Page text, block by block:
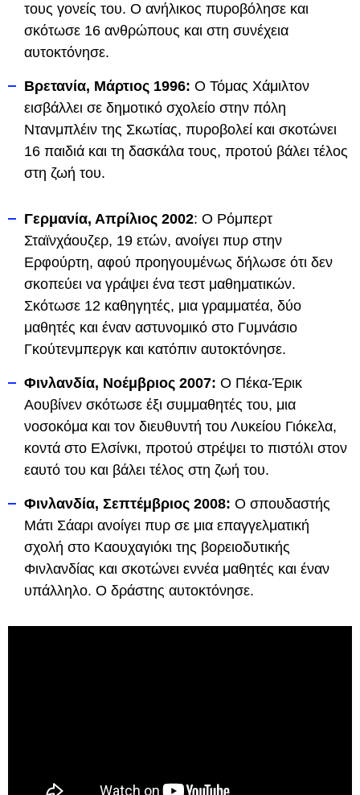
τους γονείς του. Ο ανήλικος πυροβόλησε και
σκότωσε 16 ανθρώπους και στη συνέχεια
αυτοκτόνησε.
Βρετανία, Μάρτιος 1996: Ο Τόμας Χάμιλτον
εισβάλλει σε δημοτικό σχολείο στην πόλη
Ντανμπλέιν της Σκωτίας, πυροβολεί και σκοτώνει
16 παιδιά και τη δασκάλα τους, προτού βάλει τέλος
στη ζωή του.
Γερμανία, Απρίλιος 2002: Ο Ρόμπερτ
Σταϊνχάουζερ, 19 ετών, ανοίγει πυρ στην
Ερφούρτη, αφού προηγουμένως δήλωσε ότι δεν
σκοπεύει να γράψει ένα τεστ μαθηματικών.
Σκότωσε 12 καθηγητές, μια γραμματέα, δύο
μαθητές και έναν αστυνομικό στο Γυμνάσιο
Γκούτενμπεργκ και κατόπιν αυτοκτόνησε.
Φινλανδία, Νοέμβριος 2007: Ο Πέκα-Έρικ
Αουβίνεν σκότωσε έξι συμμαθητές του, μια
νοσοκόμα και τον διευθυντή του Λυκείου Γιόκελα,
κοντά στο Ελσίνκι, προτού στρέψει το πιστόλι στον
εαυτό του και βάλει τέλος στη ζωή του.
Φινλανδία, Σεπτέμβριος 2008: Ο σπουδαστής
Μάτι Σάαρι ανοίγει πυρ σε μια επαγγελματική
σχολή στο Καουχαγιόκι της βορειοδυτικής
Φινλανδίας και σκοτώνει εννέα μαθητές και έναν
υπάλληλο. Ο δράστης αυτοκτόνησε.